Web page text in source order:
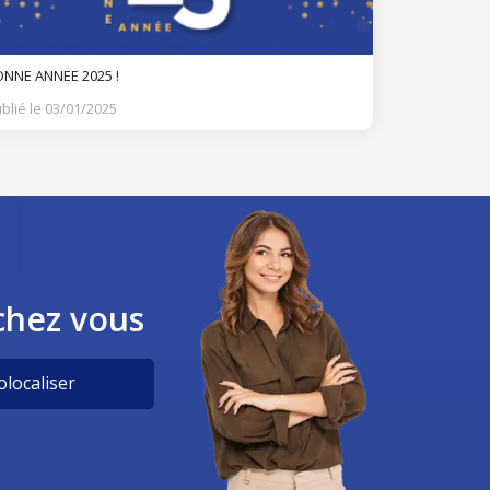
ANNEE 2025 !
le 03/01/2025
vous